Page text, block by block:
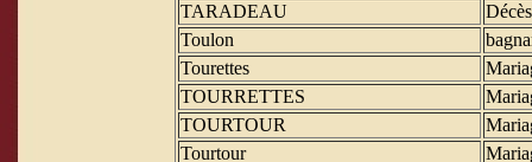
TARADEAU
Décès
Toulon
Tourettes
TOURRETTES
TOURTOUR
Tourtour